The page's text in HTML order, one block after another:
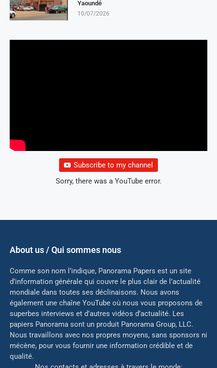
Yaoundé
10/07/2026
Subscribe to my channel
Sorry, there was a YouTube error.
About us / Qui sommes nous
Comme son nom l’indique, Panorama Papers est un site
d’information générale qui couvre le plus clair de l’actualité
mondiale dans toutes ses déclinaisons. Nous avons
également une chaîne YouTube où nous vous proposons de
superbes interviews et d’autres vidéos d’actualité. Les
papiers Panorama sont un produit Panorama Group, LLC.
Nous travaillons avec nos propres moyens, sans sponsors ni
mécène, pour vous fournir une information crédible et de
qualité.